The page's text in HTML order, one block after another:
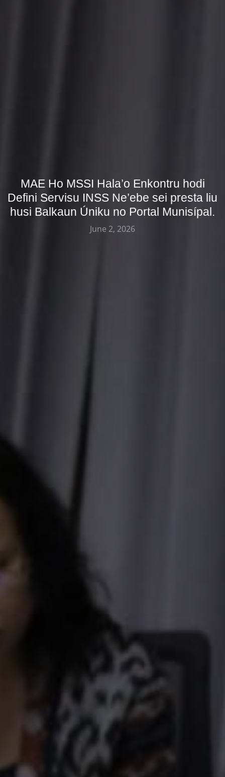
MAE Ho MSSI Hala’o Enkontru hodi
Defini Servisu INSS Ne’ebe sei presta liu
husi Balkaun Úniku no Portal Munisípal.
June 2, 2026